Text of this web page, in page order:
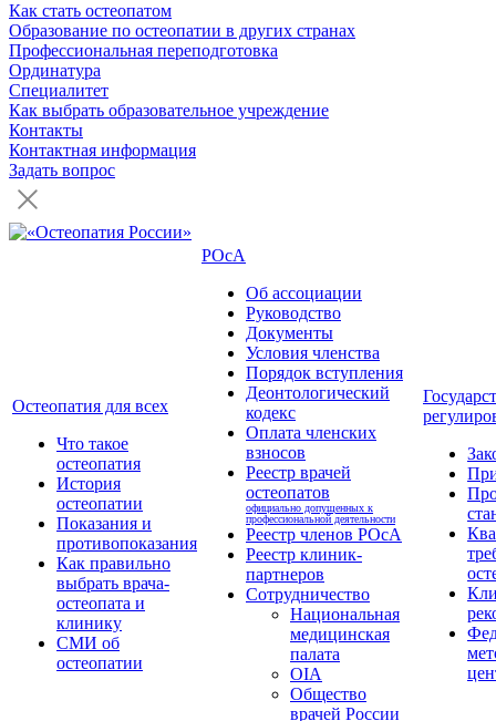
Как стать остеопатом
Образование по остеопатии в других странах
Профессиональная переподготовка
Ординатура
Специалитет
Как выбрать образовательное учреждение
Контакты
Контактная информация
Задать вопрос
Остеопатия для всех
Что такое
остеопатия
История
остеопатии
Показания и
противопоказания
Как правильно
выбрать врача-
остеопата и
клинику
СМИ об
остеопатии
РОсА
Об ассоциации
Руководство
Документы
Условия членства
Порядок вступления
Деонтологический
кодекс
Оплата членских
взносов
Реестр врачей
остеопатов
официально допущенных к
профессиональной деятельности
Реестр членов РОсА
Реестр клиник-
партнеров
Сотрудничество
Национальная
медицинская
палата
OIA
Общество
врачей России